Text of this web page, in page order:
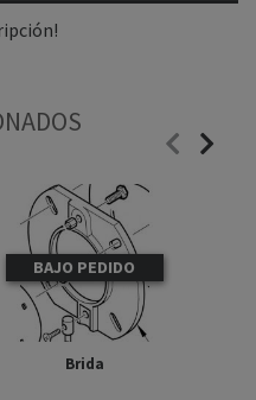
BAJO PEDIDO
Brida